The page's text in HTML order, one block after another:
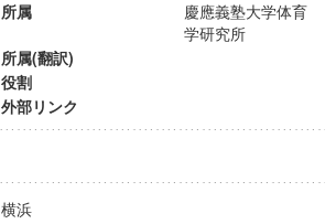
所属
慶應義塾大学体育
学研究所
所属(翻訳)
役割
外部リンク
横浜